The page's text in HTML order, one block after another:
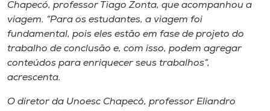
A+
A-
Chapecó, professor Tiago Zonta, que acompanhou a
viagem. “Para os estudantes, a viagem foi
fundamental, pois eles estão em fase de projeto do
trabalho de conclusão e, com isso, podem agregar
conteúdos para enriquecer seus trabalhos”,
acrescenta.
O diretor da Unoesc Chapecó, professor Eliandro